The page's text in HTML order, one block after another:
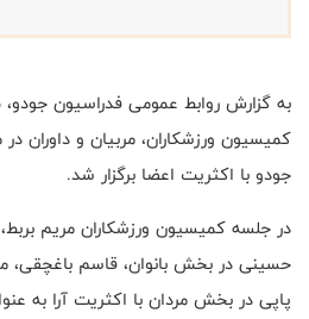
به گزارش روابط عمومی فدراسیون
کمیسیون ورزشکاران، مربیان و داوران
جودو با اکثریت اعضا برگزار شد.
در جلسه کمیسیون ورزشکاران مریم
حسینی در بخش بانوان، قاسم باغچقی،
پاپی در بخش مردان با اکثریت آرا به